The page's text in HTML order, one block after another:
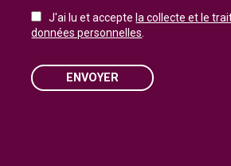
J'ai lu et accepte la collecte et le
données personnelles.
ENVOYER